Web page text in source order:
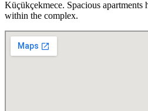
Küçükçekmece. Spacious apartments
within the complex.